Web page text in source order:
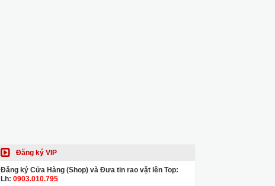
Đăng ký VIP
Đăng ký Cửa Hàng (Shop) và Đưa tin rao vặt lên Top:
Lh: 0903.010.795